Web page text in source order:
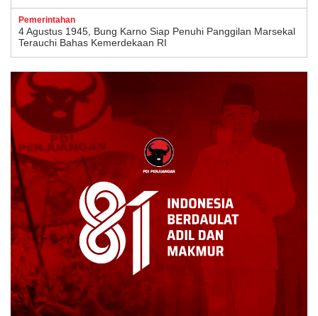
Pemerintahan
4 Agustus 1945, Bung Karno Siap Penuhi Panggilan Marsekal
Terauchi Bahas Kemerdekaan RI